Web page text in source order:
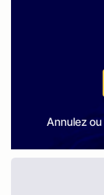
Annulez